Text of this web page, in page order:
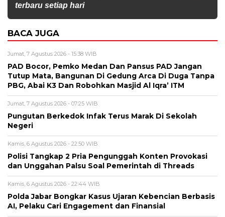
terbaru setiap hari
BACA JUGA
Jumat, 7 Agustus 2026 - 15:38 WIB
PAD Bocor, Pemko Medan Dan Pansus PAD Jangan
Tutup Mata, Bangunan Di Gedung Arca Di Duga Tanpa
PBG, Abai K3 Dan Robohkan Masjid Al Iqra’ ITM
Jumat, 7 Agustus 2026 - 07:25 WIB
Pungutan Berkedok Infak Terus Marak Di Sekolah
Negeri
Kamis, 6 Agustus 2026 - 22:50 WIB
Polisi Tangkap 2 Pria Pengunggah Konten Provokasi
dan Unggahan Palsu Soal Pemerintah di Threads
Kamis, 6 Agustus 2026 - 22:44 WIB
Polda Jabar Bongkar Kasus Ujaran Kebencian Berbasis
AI, Pelaku Cari Engagement dan Finansial